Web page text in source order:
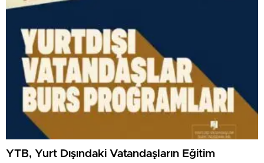
YTB, Yurt Dışındaki Vatandaşların Eğitim